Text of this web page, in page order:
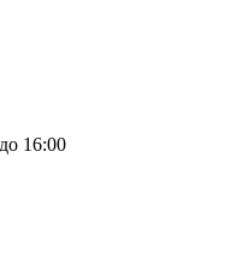
16:00